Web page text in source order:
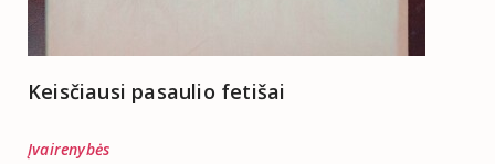
Keisčiausi pasaulio fetišai
Įvairenybės